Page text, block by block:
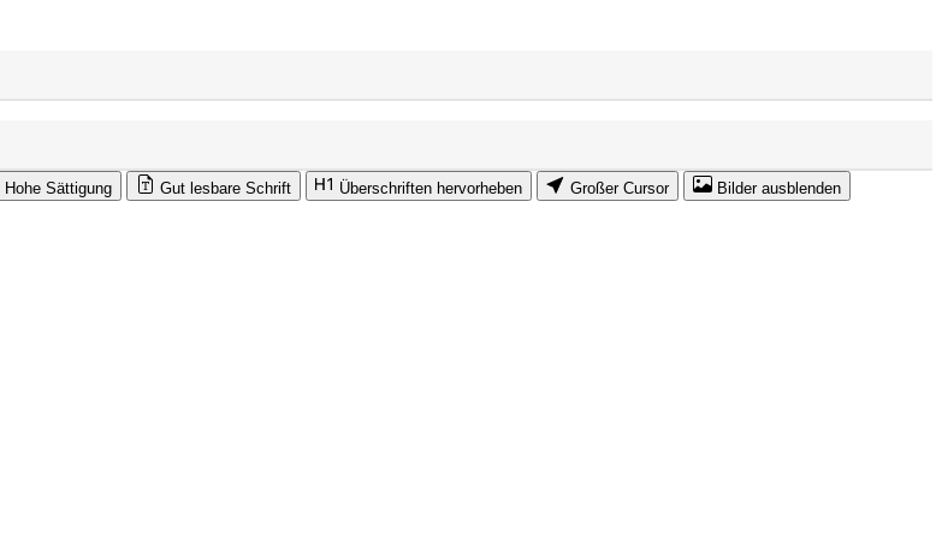
Hohe Sättigung Gut lesbare Schrift Überschriften hervorheben Großer Cursor Bilder ausblenden